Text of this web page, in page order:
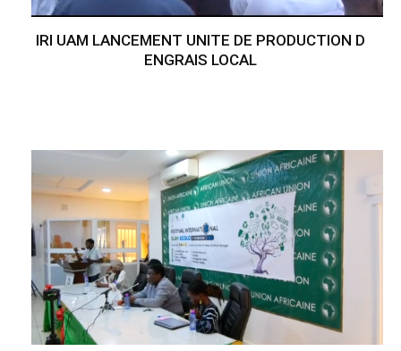
IRI UAM LANCEMENT UNITE DE PRODUCTION D
ENGRAIS LOCAL